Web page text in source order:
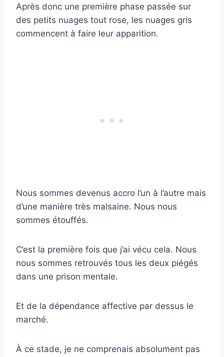
Après donc une première phase passée sur
des petits nuages tout rose, les nuages gris
commencent à faire leur apparition.
Nous sommes devenus accro l’un à l’autre mais
d’une manière très malsaine. Nous nous
sommes étouffés.
C’est la première fois que j’ai vécu cela. Nous
nous sommes retrouvés tous les deux piégés
dans une prison mentale.
Et de la dépendance affective par dessus le
marché.
À ce stade, je ne comprenais absolument pas